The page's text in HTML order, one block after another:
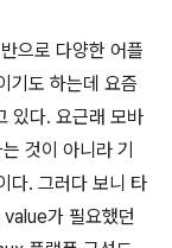
으로 다양한 어플
기도 하는데 요즘
있다. 요근래 모바
것이 아니라 기
다. 그러다 보니 타
가 필요했던